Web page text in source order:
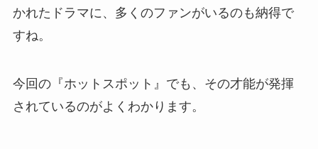
かれたドラマに、多くのファンがいるのも納得で
すね。
今回の『ホットスポット』でも、その才能が発揮
されているのがよくわかります。